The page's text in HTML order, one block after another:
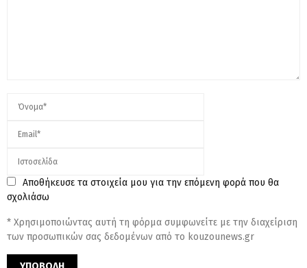
Αποθήκευσε τα στοιχεία μου για την επόμενη φορά που θα
σχολιάσω
* Χρησιμοποιώντας αυτή τη φόρμα συμφωνείτε με την διαχείριση
των προσωπικών σας δεδομένων από το kouzounews.gr